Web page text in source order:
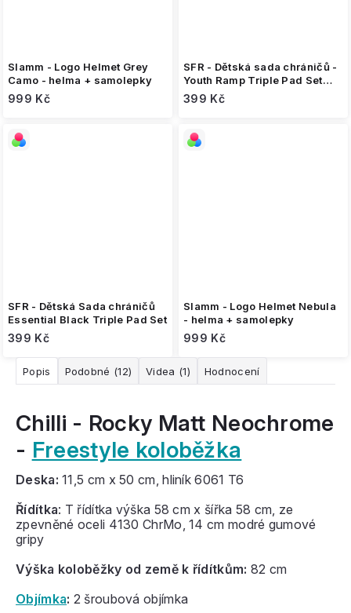
Slamm - Logo Helmet Grey
Camo - helma + samolepky
999 Kč
SFR - Dětská sada chráničů -
Youth Ramp Triple Pad Set
Black/Pink
399 Kč
SFR - Dětská Sada chráničů
Essential Black Triple Pad Set
399 Kč
Slamm - Logo Helmet Nebula
- helma + samolepky
999 Kč
Popis Podobné (12) Videa (1) Hodnocení
Chilli - Rocky Matt Neochrome
- Freestyle koloběžka
Deska: 11,5 cm x 50 cm, hliník 6061 T6
Řídítka: T řídítka výška 58 cm x šířka 58 cm, ze
zpevněné oceli 4130 ChrMo, 14 cm modré gumové
gripy
Výška koloběžky od země k řídítkům: 82 cm
Objímka: 2 šroubová objímka